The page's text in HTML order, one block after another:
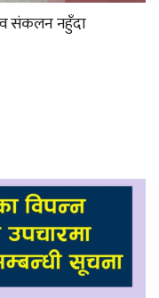
संकलन नहुँदा